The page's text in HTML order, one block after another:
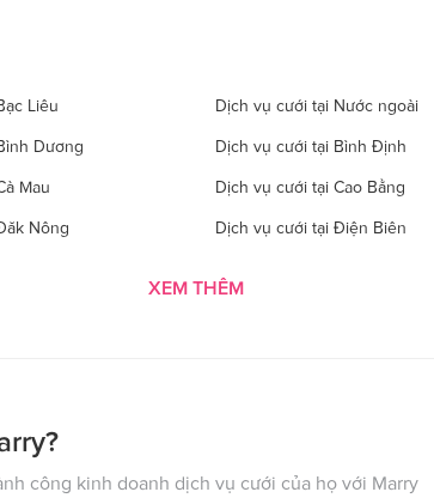
Liêu Dịch vụ cưới tại Nước ngoài
Dương Dịch vụ cưới tại Bình Định
Mau Dịch vụ cưới tại Cao Bằng
Nông Dịch vụ cưới tại Điện Biên
Cai
An Dịch vụ cưới tại Ninh Bình
XEM THÊM
công kinh doanh dịch vụ cưới của họ với Marry